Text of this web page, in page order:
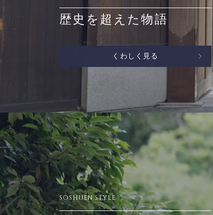
歴史を超えた物語
くわしく見る
SOSHUEN STYLE